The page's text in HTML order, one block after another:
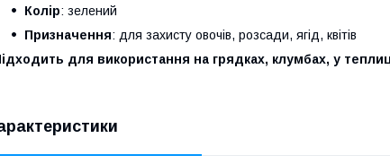
Колір: зелений
Призначення: для захисту овочів, розсади, ягід, квітів
для використання на грядках, клумбах, у